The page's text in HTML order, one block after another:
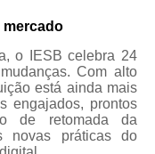
mercado
o IESB celebra 24
Com alto
está ainda mais
engajados, prontos
de retomada da
novas práticas do